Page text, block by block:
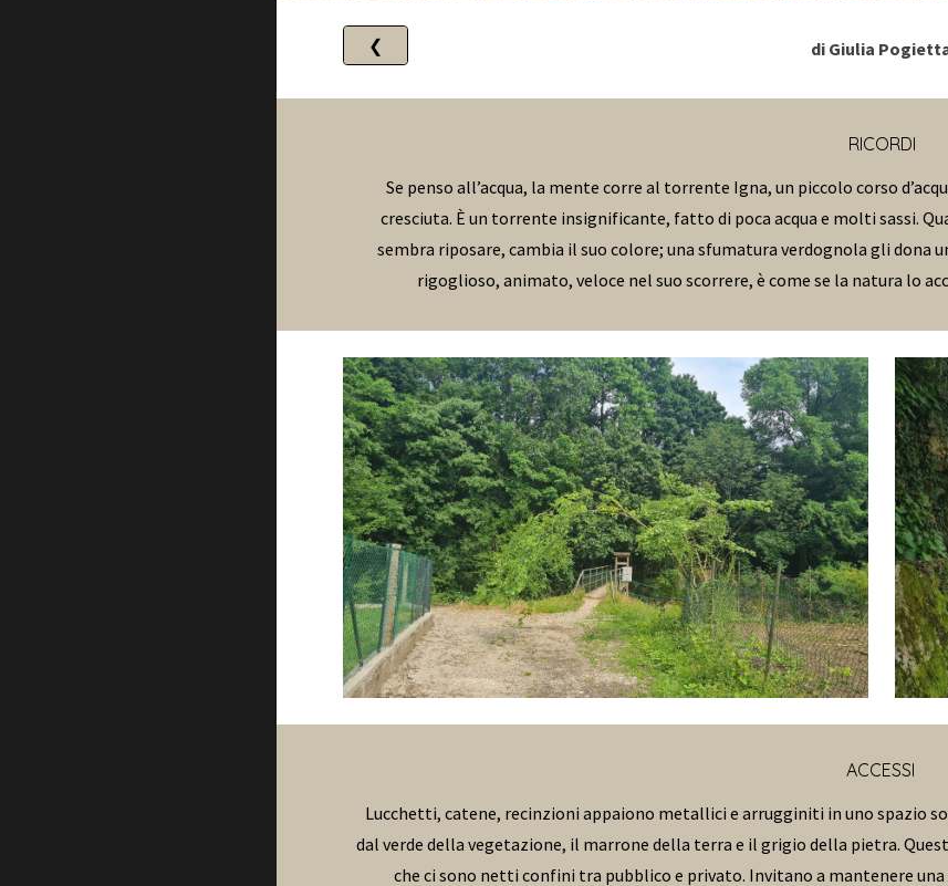
❮ di Giulia
RICORDI
Se penso all’acqua, la mente corre al torrente Igna, un piccolo corso
cresciuta. È un torrente insignificante, fatto di poca acqua e molti sassi.
sembra riposare, cambia il suo colore; una sfumatura verdognola gli dona
rigoglioso, animato, veloce nel suo scorrere, è come se la natura lo
ACCESSI
Lucchetti, catene, recinzioni appaiono metallici e arrugginiti in uno spazio
dal verde della vegetazione, il marrone della terra e il grigio della pietra.
che ci sono netti confini tra pubblico e privato. Invitano a mantenere